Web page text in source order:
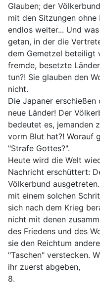
Glauben; der
mit den Sitzungen ohne
endlos weiter... Und
getan, in der die
dem Gemetzel beteiligt
fremde, besetzte
tun?! Sie glauben den
nicht.
Die Japaner
neue Länder! Der
bedeutet es, jemanden
vorm Blut hat?! Worauf
"Strafe Gottes?".
Heute wird die Welt
Nachricht erschüttert:
Völkerbund
mit einem solchen
sich nach dem Krieg
nicht mit denen
des Friedens und des
sie den Reichtum
"Taschen" verstecken.
ihr zuerst abgeben,
8.